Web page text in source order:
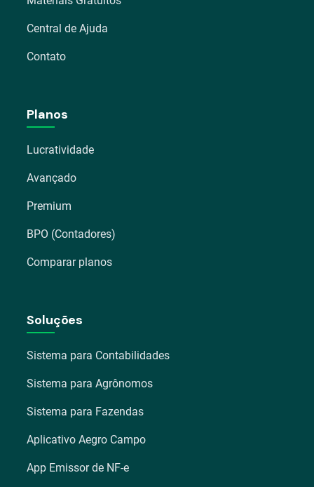
Central de Ajuda
Contato
Planos
Lucratividade
Avançado
Premium
BPO (Contadores)
Comparar planos
Soluções
Sistema para Contabilidades
Sistema para Agrônomos
Sistema para Fazendas
Aplicativo Aegro Campo
App Emissor de NF-e